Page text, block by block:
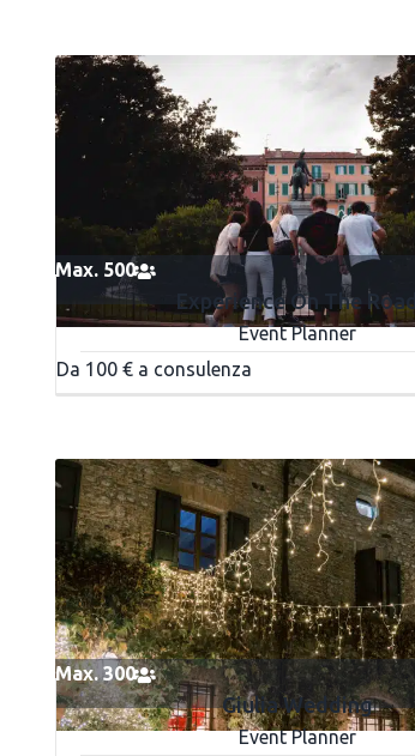
Max. 500
Experience On The Road
Event Planner
Da 100 € a consulenza
Max. 300
Giulia Wedding
Event Planner